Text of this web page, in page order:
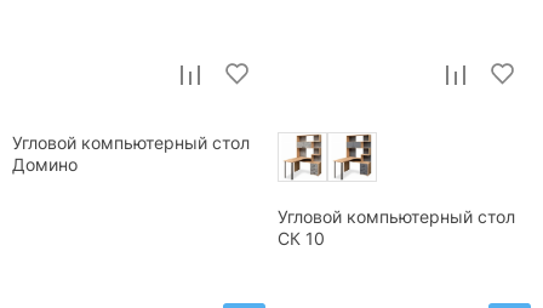
Угловой компьютерный стол
Домино
Угловой компьютерный стол
СК 10